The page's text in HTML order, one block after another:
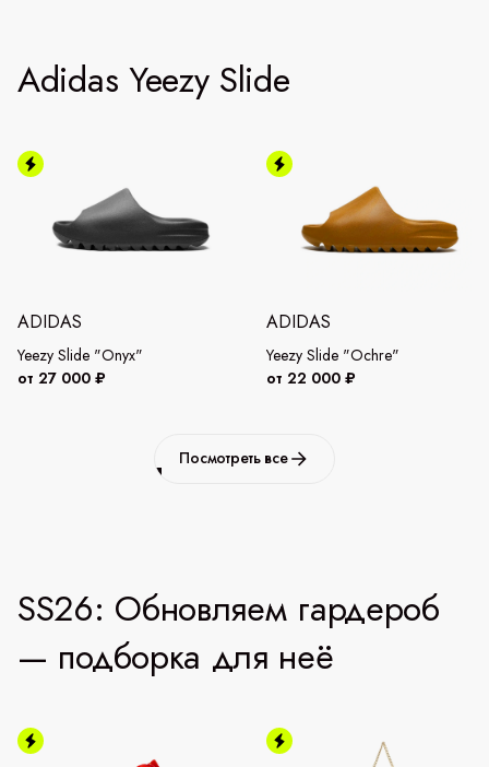
Adidas Yeezy Slide
ADIDAS
Yeezy Slide "Onyx"
от 27 000 ₽
ADIDAS
Yeezy Slide "Ochre"
от 22 000 ₽
Посмотреть все
SS26: Обновляем гардероб
— подборка для неё